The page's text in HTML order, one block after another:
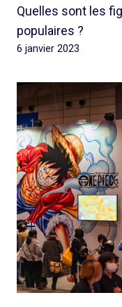
Quelles sont les
populaires ?
6 janvier 2023